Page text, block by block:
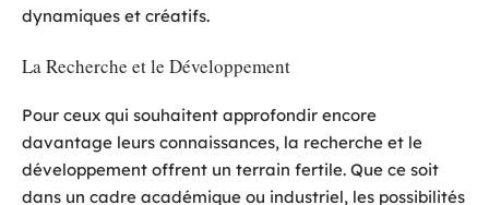
dynamiques et créatifs.
La Recherche et le Développement
Pour ceux qui souhaitent approfondir encore
davantage leurs connaissances, la recherche et le
développement offrent un terrain fertile. Que ce soit
dans un cadre académique ou industriel, les possibilités